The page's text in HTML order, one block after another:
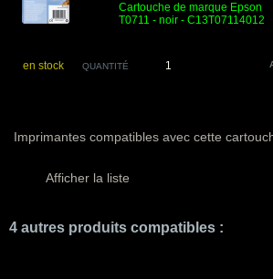
Cartouche de marque Epson
T0711 - noir - C13T07114012
en stock QUANTITÉ
Imprimantes compatibles avec cette
Afficher la liste
4 autres produits compatibles :